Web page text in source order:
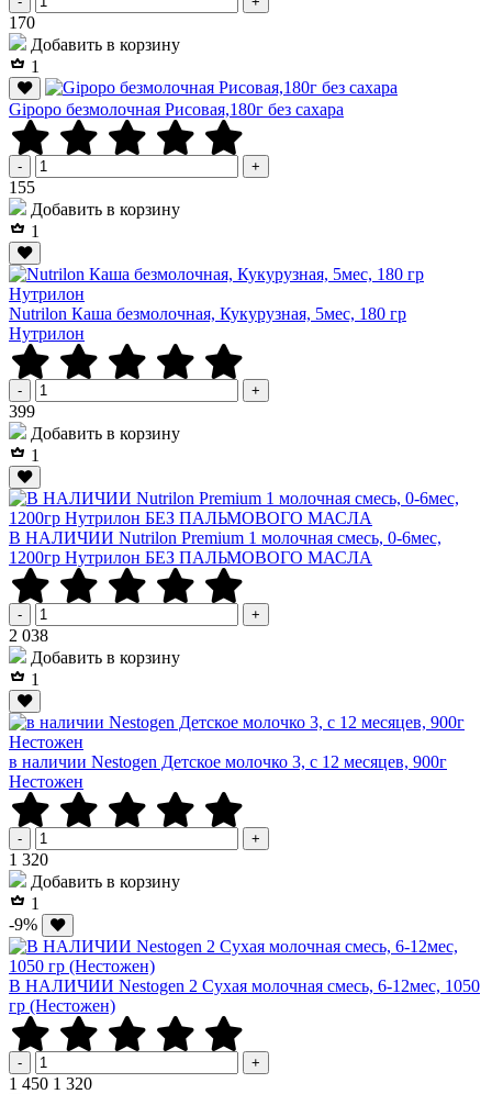
170Р
Добавить в корзину
1
Gipopo безмолочная Рисовая,180г без сахара
- +
155Р
Добавить в корзину
1
Nutrilon Каша безмолочная, Кукурузная, 5мес, 180 гр
Нутрилон
- +
399Р
Добавить в корзину
1
В НАЛИЧИИ Nutrilon Premium 1 молочная смесь, 0-6мес,
1200гр Нутрилон БЕЗ ПАЛЬМОВОГО МАСЛА
- +
2 038Р
Добавить в корзину
1
в наличии Nestogen Детское молочко 3, c 12 месяцев, 900г
Нестожен
- +
1 320Р
Добавить в корзину
1
-9%
В НАЛИЧИИ Nestogen 2 Сухая молочная смесь, 6-12мес, 1050
гр (Нестожен)
- +
1 450 Р1 320Р